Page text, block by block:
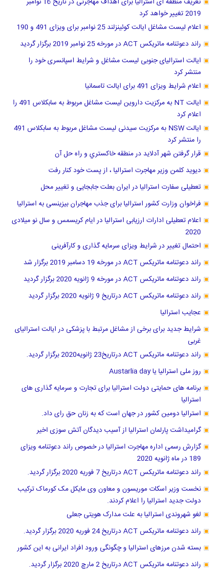
2019 تغییر خواهد کرد
اعلام لیست مشاغل ایالت کوئینزلند 25 نوامبر برای ویزای 491 و 190
راند دعوتنامه ماتریکس ACT در مورخه 25 نوامبر 2019 برگزار گردید
ایالت استرالیای جنوبی لیست مشاغل و شرایط اسپانسری خود را
منتشر کرد
اعلام شرایط ویزای 491 برای ایالت تاسمانیا
ایالت NT به مرکزیت داروین لیست مشاغل مربوط به سابکلاس 491 را
اعلام کرد
ایالت NSW به مرکزیت سیدنی لیست مشاغل مربوط به سابکلاس 491
را منتشر کرد
قرار گرفتن شهر آدلاید در منطقه خاكستري و راه حل آن
دیوید کلمن وزیر مهاجرت استرالیا ، از پست خود کنار رفت
تعطیلی سفارت استرالیا در ایران بعلت جابجایی و تغییر محل
فراخوان وزارت کشور استرالیا برای جذب مهاجران بیزینسی به استرالیا
اعلام تعطیلی ادارات ارزیابی استرالیا در ایام کریسمس و سال نو میلادی
2020
احتمال تغییر در شرایط ویزای سرمایه گذاری و کارآفرینی
راند دعوتنامه ماتریکس ACT در مورخه 19 دسامبر 2019 برگزار شد
راند دعوتنامه ماتریکس ACT در مورخه 9 ژانویه 2020 برگزار گردید
راند دعوتنامه ماتریکس ACT درتاریخ 9 ژانویه 2020 برگزار گردید
عجایب استرالیا
شرایط جدید برای برخی از مشاغل مرتبط با پزشکی در ایالت استرالیای
غربی
راند دعوتنامه ماتریکس ACT درتاریخ23 ژانویه2020 برگزار گردید.
روز ملی استرالیا یا Austarlia day
برنامه های حمایتی دولت استرالیا برای تجارت و سرمایه گذاری های
استرالیا
استرالیا دومین کشور در جهان است که به زنان حق رای داد.
گرامیداشت پارلمان استرالیا از آسیب دیدگان آتش سوزی اخیر
گزارش رسمی اداره مهاجرت استرالیا در خصوص راند دعوتنامه ویزای
189 در ماه ژانویه 2020
راند دعوتنامه ماتریکس ACT درتاریخ 7 فوریه 2020 برگزار گردید.
نخست وزیر اسکات موریسون و معاون وی مایکل مک کورماک ترکیب
دولت جدید استرالیا را اعلام کردند.
لغو شهروندی استرالیا به علت مدارک هویتی جعلی
راند دعوتنامه ماتریکس ACT درتاریخ 24 فوریه 2020 برگزار گردید.
بسته شدن مرزهای استرالیا و چگونگی ورود افراد ایرانی به این کشور
راند دعوتنامه ماتریکس ACT درتاریخ 2 مارچ 2020 برگزار گردید.